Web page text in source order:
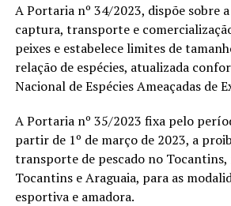
A Portaria nº 34/2023, dispõe sobre
captura, transporte e
peixes e estabelece limites de
relação de espécies, atualizada
Nacional de Espécies Ameaçadas de
A Portaria nº 35/2023 fixa pelo
partir de 1º de março de 2023, a
transporte de pescado no Tocantins,
Tocantins e Araguaia, para as
esportiva e amadora.